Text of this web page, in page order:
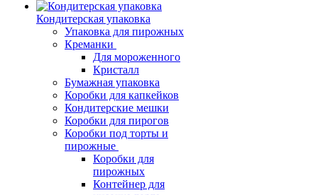
Кондитерская упаковка
Упаковка для пирожных
Креманки
Для мороженного
Кристалл
Бумажная упаковка
Коробки для капкейков
Кондитерские мешки
Коробки для пирогов
Коробки под торты и
пирожные
Коробки для
пирожных
Контейнер для